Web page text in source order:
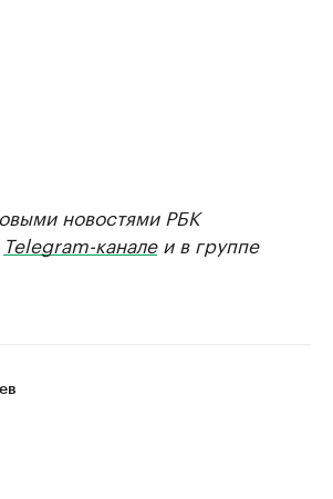
новостями РБК
Telegram-каналеи в группе